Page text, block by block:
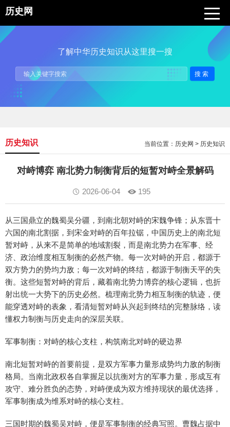
历史网
了解中华历史知识从这里搜一搜
搜索
当前位置： 历史网 > 历史知识
历史知识
对峙博弈 南北势力制衡背后的短暂对峙全景解码
2026-06-04 195
从三国鼎立的魏蜀吴分疆，到南北朝对峙的宋魏争锋；从东晋十
六国的南北割据，到宋金对峙的百年拉锯，中国历史上的南北短
暂对峙，从来不是简单的地域割裂，而是南北势力在军事、经
济、政治维度相互制衡的必然产物。每一次对峙的开启，都源于
双方势力的势均力敌；每一次对峙的终结，都源于制衡天平的失
衡。这些短暂对峙的背后，藏着南北势力博弈的核心逻辑，也折
射出统一大势下的历史必然。梳理南北势力相互制衡的轨迹，便
能穿透对峙的表象，看清短暂对峙从兴起到终结的完整脉络，读
懂权力制衡与历史走向的深层关联。
军事制衡：对峙的核心支柱，构筑南北对峙的硬边界
南北短暂对峙的首要前提，是双方军事力量形成势均力敌的制衡
格局。当南北政权各自掌握足以抗衡对方的军事力量，形成互有
攻守、难分胜负的态势，对峙便成为双方维持现状的最优选择，
军事制衡成为维系对峙的核心支柱。
三国时期的魏蜀吴对峙，便是军事制衡的经典写照。曹魏占据中